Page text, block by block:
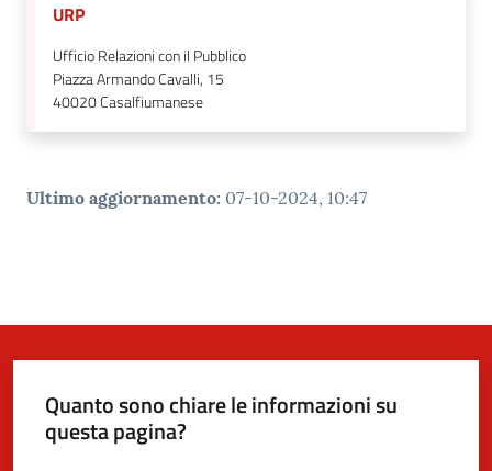
URP
Ufficio Relazioni con il Pubblico
Piazza Armando Cavalli, 15
40020Casalfiumanese
Ultimo aggiornamento: 07-10-2024, 10:47
Quanto sono chiare le informazioni su
questa pagina?